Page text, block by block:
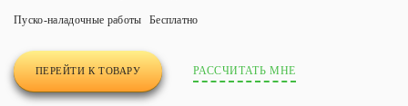
Пуско-наладочные работы Бесплатно
ПЕРЕЙТИ К ТОВАРУ РАССЧИТАТЬ МНЕ